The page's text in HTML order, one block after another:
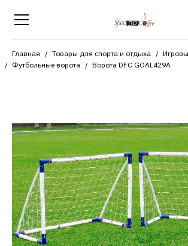
Главная Товары для спорта и отдыха
Футбольные ворота
Ворота DFC GOAL429A